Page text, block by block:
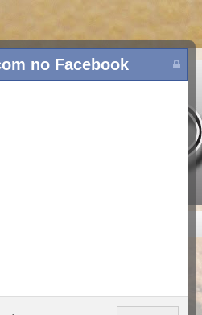
no Facebook